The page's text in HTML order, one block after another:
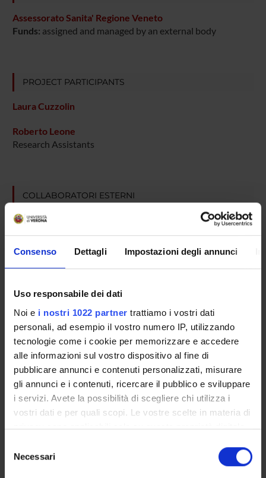
Consenso Dettagli Impostazioni degli annunci
Uso responsabile dei dati
Noi e i nostri 1022 partner trattiamo i vostri dati
personali, ad esempio il vostro numero IP, utilizzando
tecnologie come i cookie per memorizzare e accedere
alle informazioni sul vostro dispositivo al fine di
pubblicare annunci e contenuti personalizzati, misurare
gli annunci e i contenuti, ricercare il pubblico e sviluppare
i servizi. Avete la possibilità di scegliere chi utilizza i
vostri dati e per quali scopi. Le vostre scelte in materia di
privacy sono applicabili solo su questa proprietà digitale
modificare o revocare il proprio consenso in qualsiasi
momento dalla Dichiarazione sui cookie o facendo clic
delNecessari
Assessorato Sanita' Regione Veneto
Funds: assigned and managed by an external body
PROJECT PARTICIPANTS
Laura Cuzzolin
Roberto Leone
Research Assistants
COLLABORATORI ESTERNI
Silvia Brasola
Roberta Joppi
Farmacie Territoriali ULSS 20 e
Farmacie Territoriali ULSS 20 e
Giovanni Battista Barbi
ULSS 21
Giorgio Meneghelli
ULSS Venezia
Michele Gangemi
ULSS 20
Vitalia Murgia
Centro per la Ricerca e l'Educazione dei pediatri di famiglia